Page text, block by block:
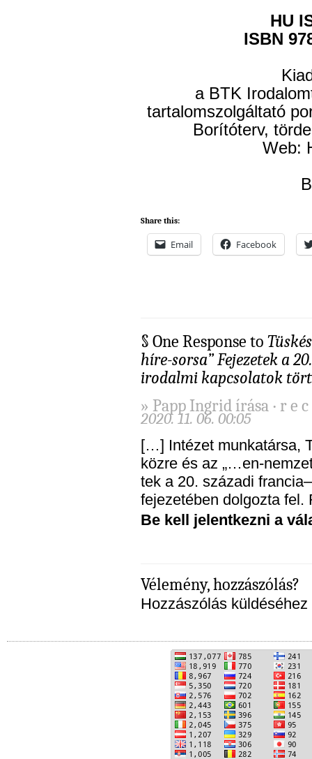
HU
ISBN
a BTK
tartalomszolgáltató
Borítóterv,
Web:
Share this:
Email Facebook
§ One Response to
híre-sorsa” Fejezetek a
irodalmi kapcsolatok
» Papp Ingrid írása ‧ r e c
2020. 11. 06. 00:05
[…] In­té­zet mun­ka­tár­sa,
köz­re és az „…en-
tek a 20. szá­za­di
fe­je­ze­té­ben dol­goz­ta
Be kell jelentkezni a
Vélemény, hozzászólás?
Hozzászólás küldéséhez